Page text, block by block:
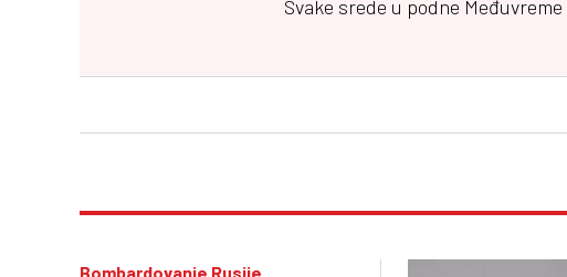
Svake srede u podne Međuvreme
Bombardovanje Rusije